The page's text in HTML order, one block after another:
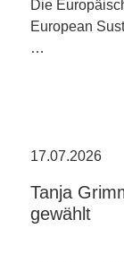
Die
European
…
17.07.2026
Tanja
gewählt